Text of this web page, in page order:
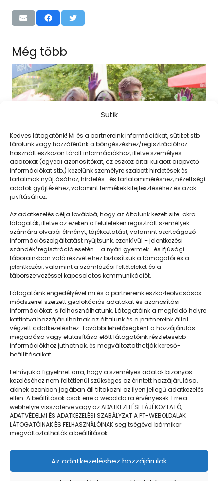
Sütik
Kedves látogatónk! Mi és a partnereink információkat, sütiket stb.
tárolunk vagy hozzáférünk a böngészéshez/regisztrációhoz
használt eszközön tárolt információkhoz, illetve személyes
adatokat (egyedi azonosítókat, az eszköz által küldött alapvető
információkat stb.) kezelünk személyre szabott hirdetések és
tartalmak nyújtásához, hirdetés- és tartalomméréshez, nézettségi
adatok gyűjtéséhez, valamint termékek kifejlesztéséhez és azok
javításához.
Az adatkezelés célja továbbá, hogy az általunk kezelt site-okra
látogatók, illetve az ezeken a felületeken regisztrált személyek
számára olvasói élményt, tájékoztatást, valamint szerteágazó
információszolgáltatást nyújtsunk, ezenkívül – jelentkezési
szándék/regisztráció esetén – a nyári gyermek- és ifjúsági
táborainkban való részvételhez biztosítsuk a támogatói és a
jelentkezési, valamint a számlázási feltételeket és a
táborszervezéssel kapcsolatos kommunikációt.
Látogatóink engedélyével mi és a partnereink eszközleolvasásos
módszerrel szerzett geolokációs adatokat és azonosítási
információkat is felhasználhatunk. Látogatóink a megfelelő helyre
kattintva hozzájárulhatnak az általunk és a partnereink által
végzett adatkezeléshez. További lehetőségként a hozzájárulás
megadása vagy elutasítása előtt látogatóink részletesebb
információkhoz juthatnak, és megváltoztathatják kereső-
beállításaikat.
Felhívjuk a figyelmet arra, hogy a személyes adatok bizonyos
kezeléséhez nem feltétlenül szükséges az érintett hozzájárulása,
akinek azonban jogában áll tiltakozni az ilyen jellegű adatkezelés
ellen. A beállítások csak erre a weboldalra érvényesek. Erre a
webhelyre visszatérve vagy az ADATKEZELÉSI TÁJÉKOZTATÓ,
ADATVÉDELMI ÉS ADATKEZELÉSI SZABÁLYZAT A PT-WEBOLDALAK
LÁTOGATÓINAK ÉS FELHASZNÁLÓINAK segítségével bármikor
megváltoztathatók a beállítások.
Az adatkezeléshez hozzájárulok
Még több
Élvezd, hogy itt lehetsz!
Napközisgyerektábor.hu
Navigáció
Táboringer
Egyveleg